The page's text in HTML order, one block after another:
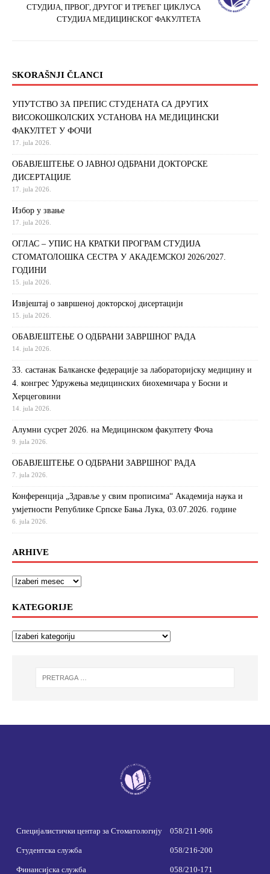
СТУДИЈА, ПРВОГ, ДРУГОГ И ТРЕЋЕГ ЦИКЛУСА
СТУДИЈА МЕДИЦИНСКОГ ФАКУЛТЕТА
SKORAŠNJI ČLANCI
УПУТСТВО ЗА ПРЕПИС СТУДЕНАТА СА ДРУГИХ
ВИСОКОШКОЛСКИХ УСТАНОВА НА МЕДИЦИНСКИ
ФАКУЛТЕТ У ФОЧИ
17. jula 2026.
ОБАВЈЕШТЕЊЕ О ЈАВНОЈ ОДБРАНИ ДОКТОРСКЕ
ДИСЕРТАЦИЈЕ
17. jula 2026.
Избор у звање
17. jula 2026.
ОГЛАС – УПИС НА КРАТКИ ПРОГРАМ СТУДИЈА
СТОМАТОЛОШКА СЕСТРА У АКАДЕМСКОЈ 2026/2027.
ГОДИНИ
15. jula 2026.
Извjeштaj o зaвршeнoj дoктoрскoj дисeртaциjи
15. jula 2026.
ОБАВЈЕШТЕЊЕ О ОДБРАНИ ЗАВРШНОГ РАДА
14. jula 2026.
33. састанак Балканске федерације за лабораторијску медицину и
4. конгрес Удружења медицинских биохемичара у Босни и
Херцеговини
14. jula 2026.
Алумни сусрет 2026. на Медицинском факултету Фоча
9. jula 2026.
ОБАВЈЕШТЕЊЕ О ОДБРАНИ ЗАВРШНОГ РАДА
7. jula 2026.
Конференција „Здравље у свим прописима“ Академија наука и
умјетности Републике Српске Бања Лука, 03.07.2026. године
6. jula 2026.
ARHIVE
KATEGORIJE
Специјалистички центар за Стоматологију 058/211-906
Студентска служба 058/216-200
Финансијска служба 058/210-171